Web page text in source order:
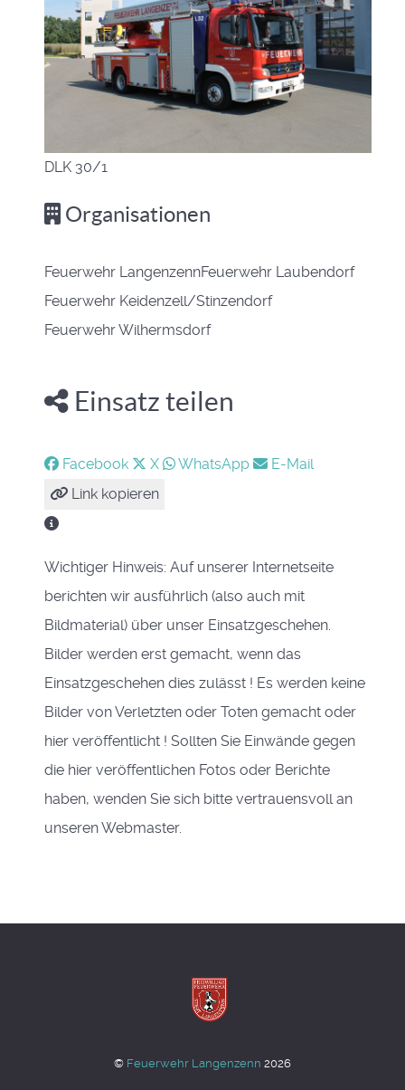
DLK 30/1
Organisationen
Feuerwehr LangenzennFeuerwehr Laubendorf
Feuerwehr Keidenzell/Stinzendorf
Feuerwehr Wilhermsdorf
Einsatz teilen
Facebook X WhatsApp
E-Mail
Link kopieren
Wichtiger Hinweis: Auf unserer Internetseite
berichten wir ausführlich (also auch mit
Bildmaterial) über unser Einsatzgeschehen.
Bilder werden erst gemacht, wenn das
Einsatzgeschehen dies zulässt ! Es werden keine
Bilder von Verletzten oder Toten gemacht oder
hier veröffentlicht ! Sollten Sie Einwände gegen
die hier veröffentlichen Fotos oder Berichte
haben, wenden Sie sich bitte vertrauensvoll an
unseren Webmaster.
© Feuerwehr Langenzenn 2026